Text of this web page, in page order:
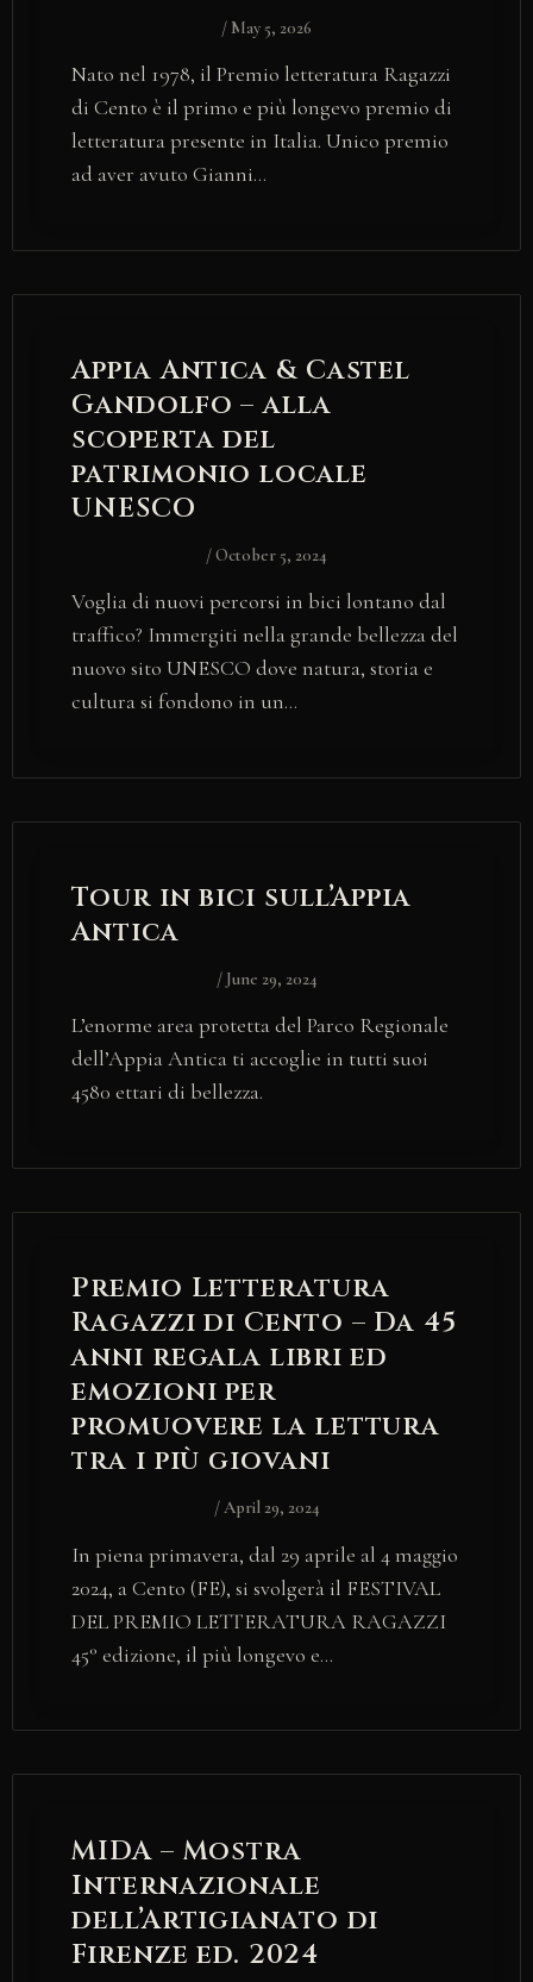
/ May 5, 2026
Nato nel 1978, il Premio letteratura Ragazzi
di Cento è il primo e più longevo premio di
letteratura presente in Italia. Unico premio
ad aver avuto Gianni…
Appia Antica & Castel
Gandolfo – alla
scoperta del
patrimonio locale
UNESCO
/October 5, 2024
Voglia di nuovi percorsi in bici lontano dal
traffico? Immergiti nella grande bellezza del
nuovo sito UNESCO dove natura, storia e
cultura si fondono in un…
Tour in bici sull’Appia
Antica
/ June 29, 2024
L’enorme area protetta del Parco Regionale
dell’Appia Antica ti accoglie in tutti suoi
4580 ettari di bellezza.
Premio Letteratura
Ragazzi di Cento – Da 45
anni regala libri ed
emozioni per
promuovere la lettura
tra i più giovani
/April 29, 2024
In piena primavera, dal 29 aprile al 4 maggio
2024, a Cento (FE), si svolgerà il FESTIVAL
DEL PREMIO LETTERATURA RAGAZZI
45° edizione, il più longevo e…
MIDA – Mostra
Internazionale
dell’Artigianato di
Firenze ed. 2024